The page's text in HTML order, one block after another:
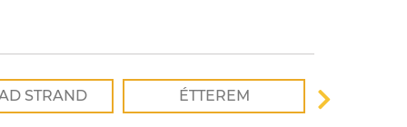
STRAND ÉTTEREM